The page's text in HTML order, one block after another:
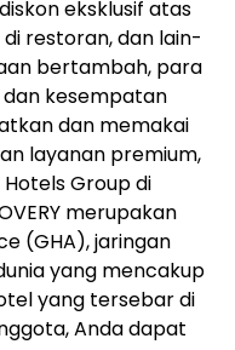
eksklusif atas
restoran, dan lain-
bertambah, para
kesempatan
dan memakai
layanan premium,
Group di
merupakan
(GHA), jaringan
yang mencakup
yang tersebar di
Anda dapat